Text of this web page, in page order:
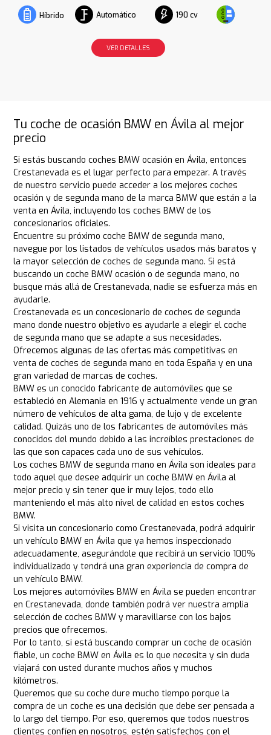
Híbrido Automático 190 cv
VER DETALLES
Tu coche de ocasión BMW en Ávila al mejor
precio
Si estás buscando coches BMW ocasión en Ávila, entonces
Crestanevada es el lugar perfecto para empezar. A través
de nuestro servicio puede acceder a los mejores coches
ocasión y de segunda mano de la marca BMW que están a la
venta en Ávila, incluyendo los coches BMW de los
concesionarios oficiales.
Encuentre su próximo coche BMW de segunda mano,
navegue por los listados de vehículos usados más baratos y
la mayor selección de coches de segunda mano. Si está
buscando un coche BMW ocasión o de segunda mano, no
busque más allá de Crestanevada, nadie se esfuerza más en
ayudarle.
Crestanevada es un concesionario de coches de segunda
mano donde nuestro objetivo es ayudarle a elegir el coche
de segunda mano que se adapte a sus necesidades.
Ofrecemos algunas de las ofertas más competitivas en
venta de coches de segunda mano en toda España y en una
gran variedad de marcas de coches.
BMW es un conocido fabricante de automóviles que se
estableció en Alemania en 1916 y actualmente vende un gran
número de vehículos de alta gama, de lujo y de excelente
calidad. Quizás uno de los fabricantes de automóviles más
conocidos del mundo debido a las increíbles prestaciones de
las que son capaces cada uno de sus vehículos.
Los coches BMW de segunda mano en Ávila son ideales para
todo aquel que desee adquirir un coche BMW en Ávila al
mejor precio y sin tener que ir muy lejos, todo ello
manteniendo el más alto nivel de calidad en estos coches
BMW.
Si visita un concesionario como Crestanevada, podrá adquirir
un vehículo BMW en Ávila que ya hemos inspeccionado
adecuadamente, asegurándole que recibirá un servicio 100%
individualizado y tendrá una gran experiencia de compra de
un vehículo BMW.
Los mejores automóviles BMW en Ávila se pueden encontrar
en Crestanevada, donde también podrá ver nuestra amplia
selección de coches BMW y maravillarse con los bajos
precios que ofrecemos.
Por lo tanto, si está buscando comprar un coche de ocasión
fiable, un coche BMW en Ávila es lo que necesita y sin duda
viajará con usted durante muchos años y muchos
kilómetros.
Queremos que su coche dure mucho tiempo porque la
compra de un coche es una decisión que debe ser pensada a
lo largo del tiempo. Por eso, queremos que todos nuestros
clientes confíen en nosotros, estén satisfechos con el